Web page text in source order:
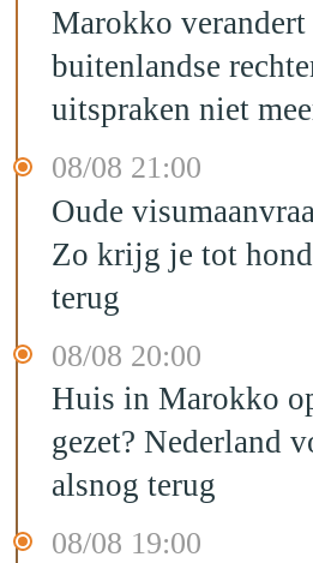
Marokko verandert
buitenlandse
uitspraken niet
08/08 21:00
Oude
Zo krijg je tot
terug
08/08 20:00
Huis in Marokko
gezet? Nederland
alsnog terug
08/08 19:00